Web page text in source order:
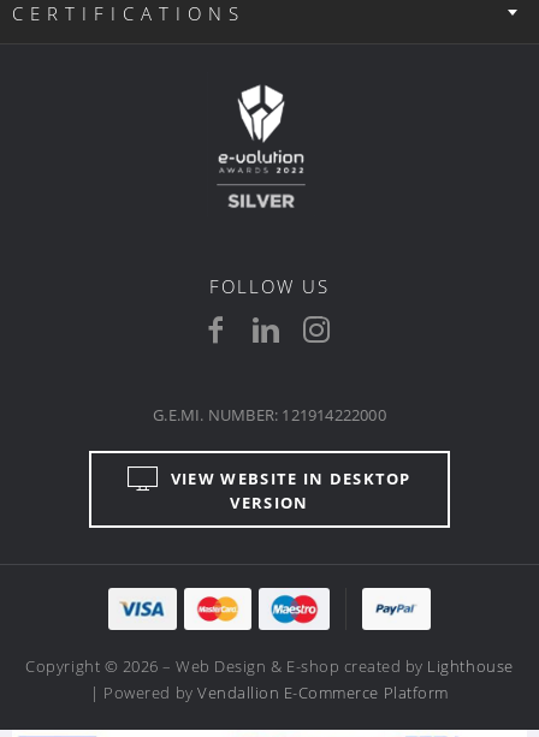
CERTIFICATIONS
FOLLOW US
VIEW WEBSITE IN DESKTOP
VERSION
G.E.MI. NUMBER: 121914222000
Copyright © 2026 – Web Design & E-shop created by Lighthouse
| Powered byVendallion E-Commerce Platform